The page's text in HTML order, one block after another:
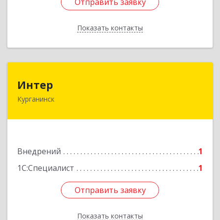
Показать контакты
Назад
Интер
Курганинск
Внедрений
1
1С:Специалист
1
Отправить заявку
Показать контакты
352430, Краснодарский край, Курганинск г,
Отправить заявку
Назад